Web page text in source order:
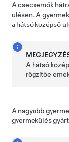
A csecsemők
ülésen. A
a hátsó középső
A hátsó
A nagyobb
gyermekülés